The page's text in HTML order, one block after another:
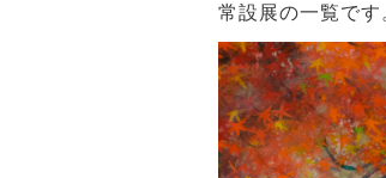
常設展の一覧です